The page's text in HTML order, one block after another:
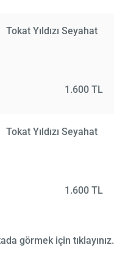
Tokat Yıldızı Seyahat
1.600 TL
Tokat Yıldızı Seyahat
1.600 TL
görmek için tıklayınız.